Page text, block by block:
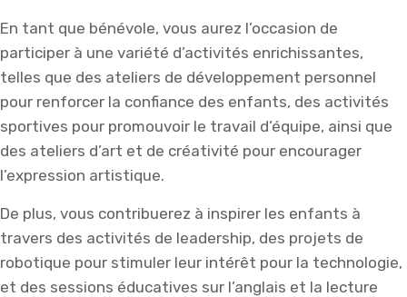
En tant que bénévole, vous aurez l’occasion de
participer à une variété d’activités enrichissantes,
telles que des ateliers de développement personnel
pour renforcer la confiance des enfants, des activités
sportives pour promouvoir le travail d’équipe, ainsi que
des ateliers d’art et de créativité pour encourager
l’expression artistique.
De plus, vous contribuerez à inspirer les enfants à
travers des activités de leadership, des projets de
robotique pour stimuler leur intérêt pour la technologie,
et des sessions éducatives sur l’anglais et la lecture